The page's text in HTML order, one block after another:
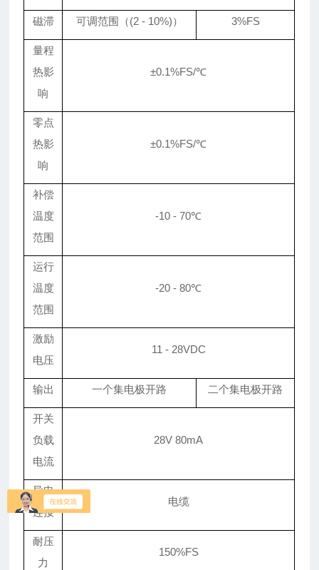
磁滞 可调范围（(2 - 10%)） 3%FS
量程
热影
响
±0.1%FS/℃
零点
热影
响
±0.1%FS/℃
补偿
温度
范围
-10 - 70℃
运行
温度
范围
-20 - 80℃
激励
电压
11 - 28VDC
输出 一个集电极开路 二个集电极开路
开关
负载
电流
28V 80mA
导电
连接
电缆
耐压
力
150%FS